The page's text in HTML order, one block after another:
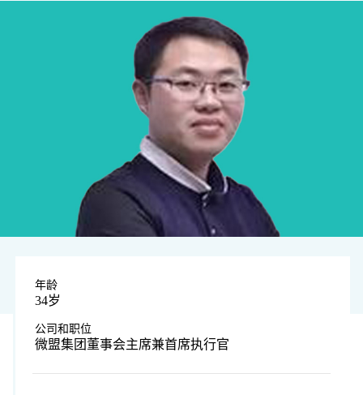
年龄
34岁
公司和职位
微盟集团董事会主席兼首席执行官